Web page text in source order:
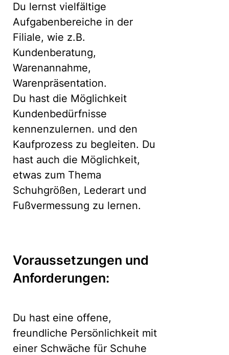
Du lernst vielfältige
Aufgabenbereiche in der
Filiale, wie z.B.
Kundenberatung,
Warenannahme,
Warenpräsentation.
Du hast die Möglichkeit
Kundenbedürfnisse
kennenzulernen. und den
Kaufprozess zu begleiten. Du
hast auch die Möglichkeit,
etwas zum Thema
Schuhgrößen, Lederart und
Fußvermessung zu lernen.
Voraussetzungen und
Anforderungen:
Du hast eine offene,
freundliche Persönlichkeit mit
einer Schwäche für Schuhe